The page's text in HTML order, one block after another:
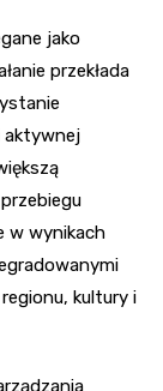
jako
przekłada
aktywnej
w wynikach
kultury i